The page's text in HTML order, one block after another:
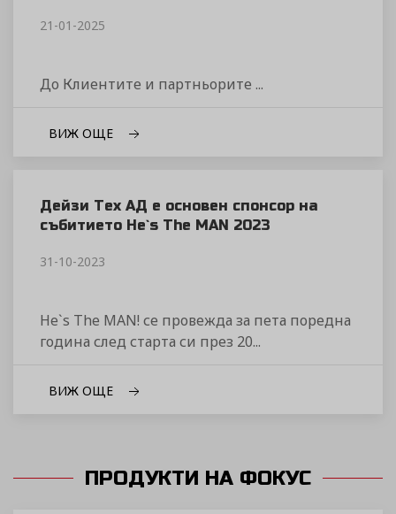
21-01-2025
До Клиентите и партньорите ...
ВИЖ ОЩЕ
Дейзи Тех АД е основен спонсор на
събитието He`s The MAN 2023
31-10-2023
He`s The MAN! се провежда за пета поредна
година след старта си през 20...
ВИЖ ОЩЕ
ПРОДУКТИ НА ФОКУС